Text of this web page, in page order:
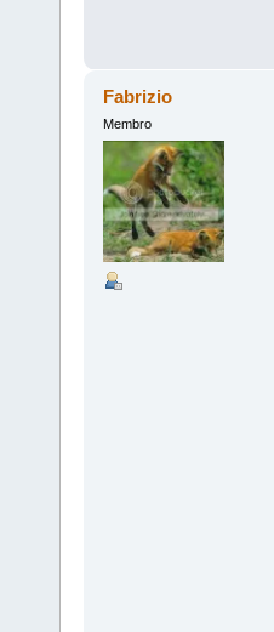
Fabrizio
Membro